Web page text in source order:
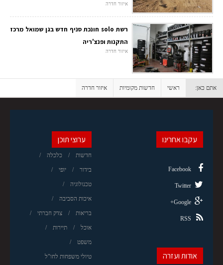
איזור חדרה
רשת solo חונכת סניף חדש בגן שמואל מרכז
התקנות ופנצ'ריה
איזור חדרה
אתם כאן: ראשי חדשות מקומיות איזור חדרה
ערוצי תוכן
חדשות כלכלה
בידור יופי
טכנולוגיה
איכות הסביבה
בריאות צדק חברתי
אוכל תיירות
משפט
טיולי משפחות לחו"ל
עקבו אחרינו
Facebook
Twitter
Google+
RSS
אודות ועזרה